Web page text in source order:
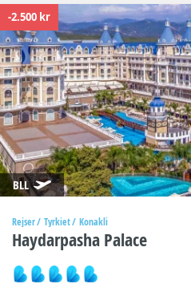
-2.500 kr
BLL
Rejser Tyrkiet Konakli
Haydarpasha Palace